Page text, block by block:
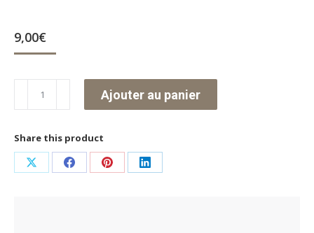
9,00€
quantité
de
La
cuisinière
Ajouter au panier
Share this product
PartagerPartagerPartagerPartager